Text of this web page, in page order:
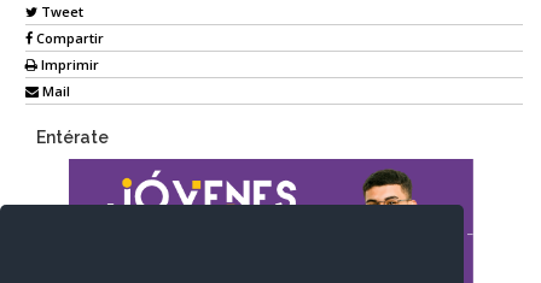
Tweet
Compartir
Imprimir
Mail
Entérate